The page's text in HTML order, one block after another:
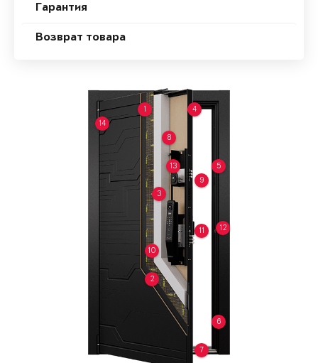
Гарантия
Возврат товара
1
2
3
4
5
6
7
8
9
10
11 12
13
14